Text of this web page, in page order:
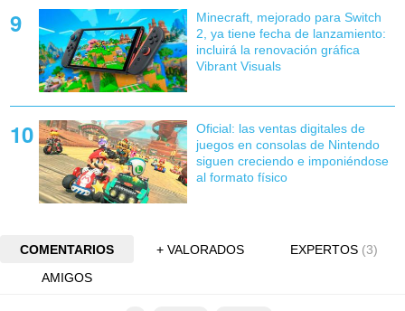
Minecraft, mejorado para Switch
2, ya tiene fecha de lanzamiento:
incluirá la renovación gráfica
Vibrant Visuals
Oficial: las ventas digitales de
juegos en consolas de Nintendo
siguen creciendo e imponiéndose
al formato físico
COMENTARIOS + VALORADOS EXPERTOS (3)
AMIGOS